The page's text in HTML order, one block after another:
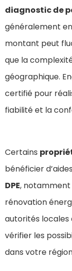
diagnostic de
généralement
montant peut
que la
géographique.
certifié pour
fiabilité et la
Certains
bénéficier
DPE,
rénovation
autorités locales
vérifier les
dans votre